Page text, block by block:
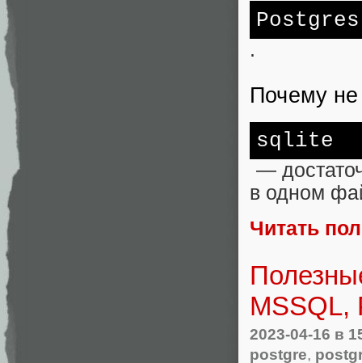
Postgres
.
Почему
sqlite
—
в одном
Читать
MSSQL,
2023-04-16 в
postgre,